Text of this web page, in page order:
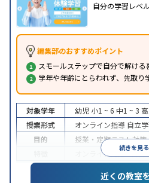
自分の学習レベ
編集部のおすすめポイント
スモールステップで自分で解ける
学年や年齢にとらわれず、先取り
続きを見る
対象学年 幼児 小1 ~ 6 中1 ~ 3
授業形式
オンライン指導 自立
目的
授業・定期テスト対策
オンライン対応1科目
近くの教室